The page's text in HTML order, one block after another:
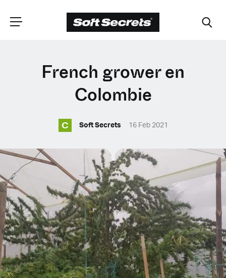
CHOISISSEZ VOTRE
EMPLACEMENT
English (United Kingdom)
English (United States)
Spanish (Spain)
Spanish (Latin America)
German
French grower en
Colombie
C Soft Secrets 16 Feb 2021